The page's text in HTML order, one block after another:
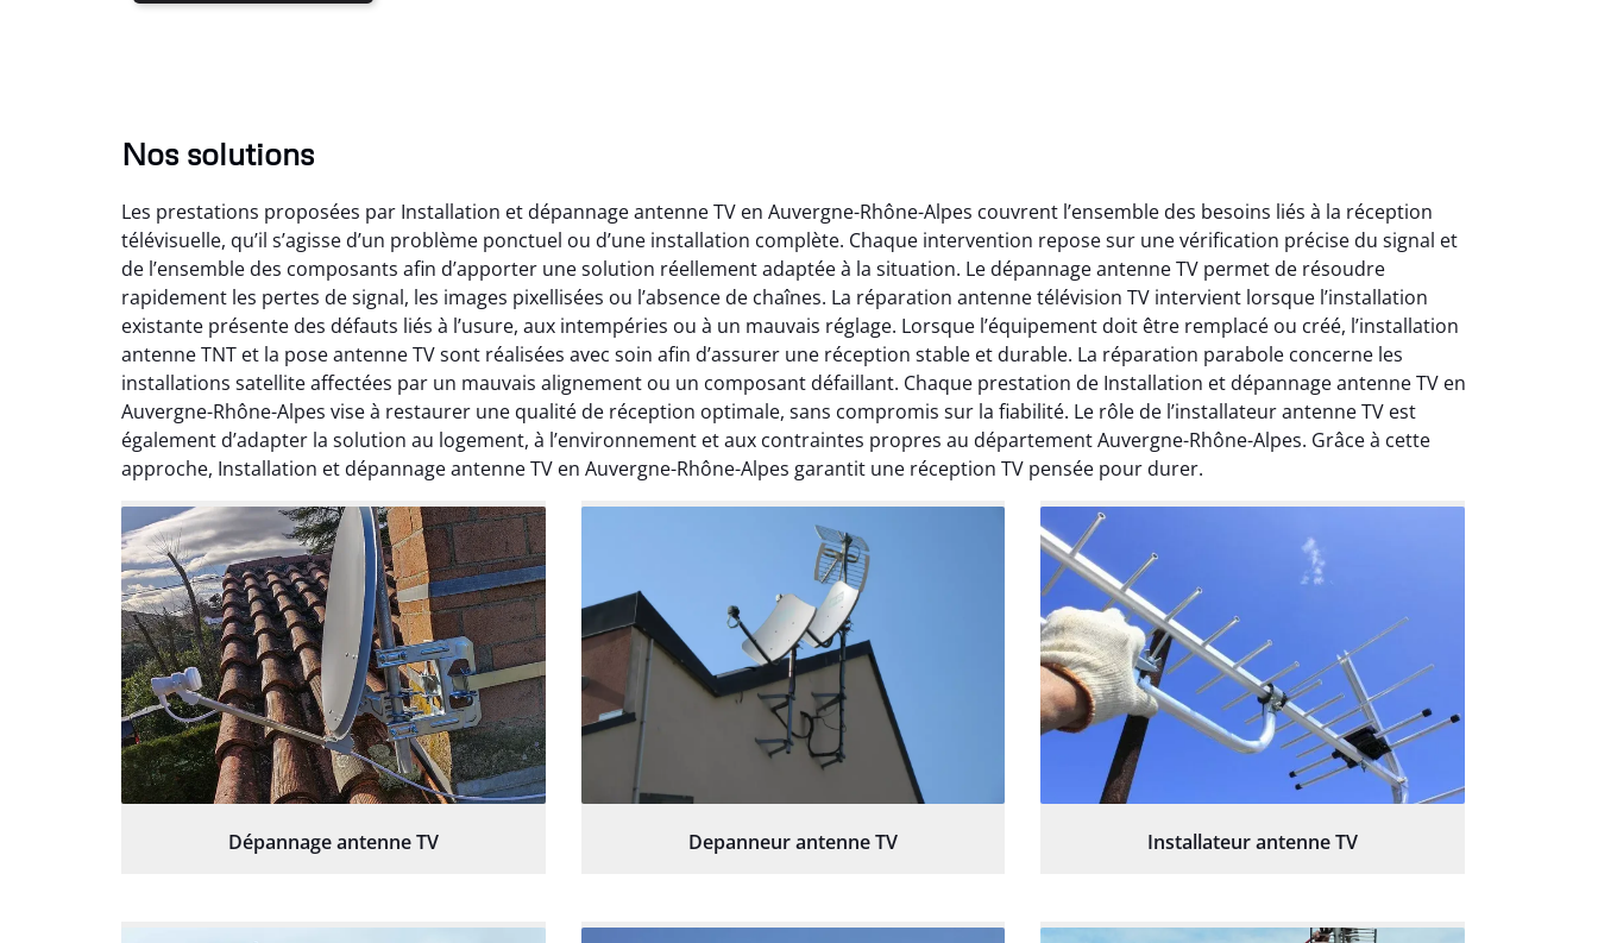
Nos solutions
Les prestations proposées par Installation et dépannage antenne TV en Auvergne-Rhône-Alpes couvrent l’ensemble des besoins liés à la réception
télévisuelle, qu’il s’agisse d’un problème ponctuel ou d’une installation complète. Chaque intervention repose sur une vérification précise du signal et
de l’ensemble des composants afin d’apporter une solution réellement adaptée à la situation. Le dépannage antenne TV permet de résoudre
rapidement les pertes de signal, les images pixellisées ou l’absence de chaînes. La réparation antenne télévision TV intervient lorsque l’installation
existante présente des défauts liés à l’usure, aux intempéries ou à un mauvais réglage. Lorsque l’équipement doit être remplacé ou créé, l’installation
antenne TNT et la pose antenne TV sont réalisées avec soin afin d’assurer une réception stable et durable. La réparation parabole concerne les
installations satellite affectées par un mauvais alignement ou un composant défaillant. Chaque prestation de Installation et dépannage antenne TV en
Auvergne-Rhône-Alpes vise à restaurer une qualité de réception optimale, sans compromis sur la fiabilité. Le rôle de l’installateur antenne TV est
également d’adapter la solution au logement, à l’environnement et aux contraintes propres au département Auvergne-Rhône-Alpes. Grâce à cette
approche, Installation et dépannage antenne TV en Auvergne-Rhône-Alpes garantit une réception TV pensée pour durer.
Dépannage antenne TV Depanneur antenne TV Installateur antenne TV